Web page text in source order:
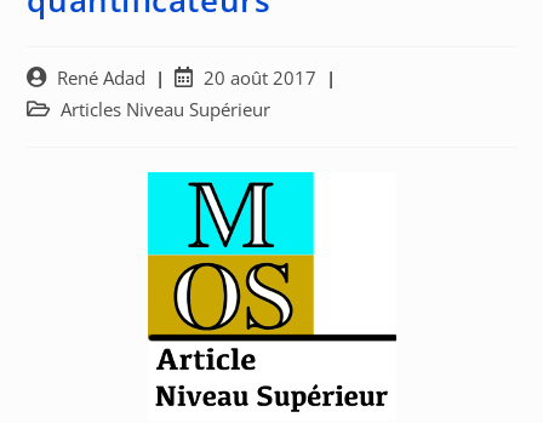
Auteur/autrice
de
René Adad
Post
published:
20 août 2017
Post Articles Niveau Supérieur